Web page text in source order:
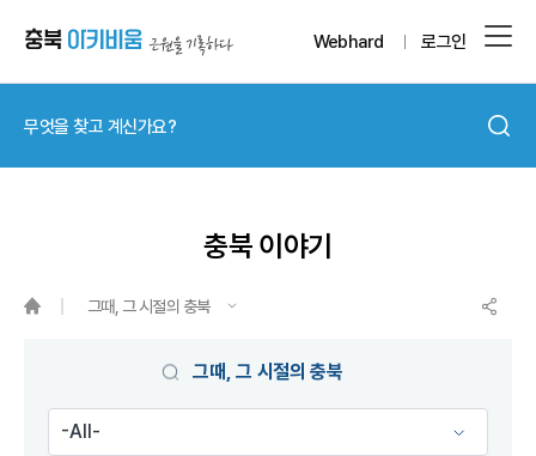
Webhard 로그인
충북 이야기
그때, 그 시절의 충북
그때, 그 시절의 충북